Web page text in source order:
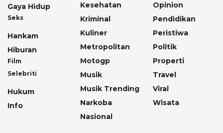
Gaya Hidup
Seks
Hankam
Hiburan
Film
Selebriti
Hukum
Info
Kesehatan
Kriminal
Kuliner
Metropolitan
Motogp
Musik
Musik Trending
Narkoba
Nasional
Opinion
Pendidikan
Peristiwa
Politik
Properti
Travel
Viral
Wisata